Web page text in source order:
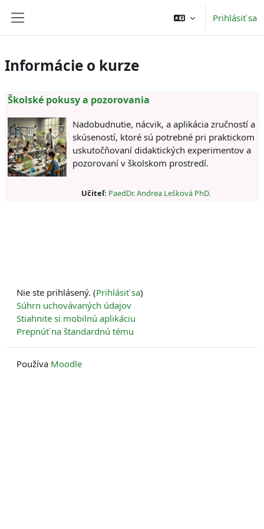
Prihlásiť sa
Informácie o kurze
Školské pokusy a pozorovania
Nadobudnutie, nácvik, a aplikácia zručností a
skúseností, ktoré sú potrebné pri praktickom
uskutočňovaní didaktických experimentov a
pozorovaní v školskom prostredí.
Učiteľ: PaedDr. Andrea Lešková PhD.
Nie ste prihlásený. (Prihlásiť sa)
Súhrn uchovávaných údajov
Stiahnite si mobilnú aplikáciu
Prepnúť na štandardnú tému
Používa Moodle